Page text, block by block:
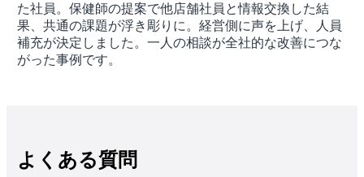
た社員。保健師の提案で他店舗社員と情報交換した結
果、共通の課題が浮き彫りに。経営側に声を上げ、人員
補充が決定しました。一人の相談が全社的な改善につな
がった事例です。
よくある質問